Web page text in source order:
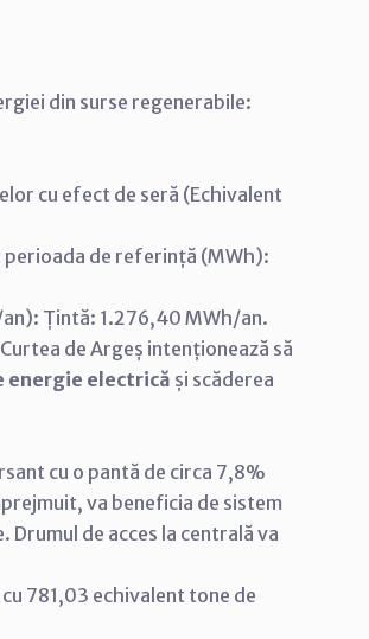
din surse regenerabile:
cu efect de seră (Echivalent
de referință (MWh):
Țintă: 1.276,40 MWh/an.
de Argeș intenționează să
energie electrică și scăderea
cu o pantă de circa 7,8%
va beneficia de sistem
de acces la centrală va
781,03 echivalent tone de